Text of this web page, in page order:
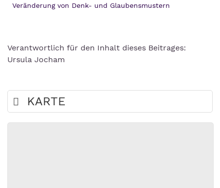
Veränderung von Denk- und Glaubensmustern
Verantwortlich für den Inhalt dieses Beitrages:
Ursula Jocham
KARTE